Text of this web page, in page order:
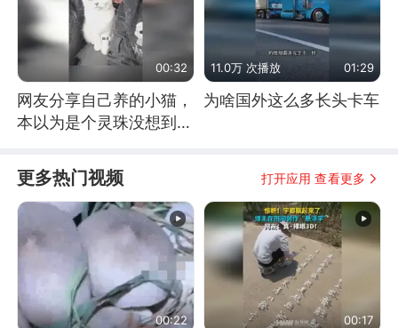
00:32
网友分享自己养的小猫，
本以为是个灵珠没想到是
11.0万 次播放 01:29
为啥国外这么多长头卡车
更多热门视频 打开应用 查看更多
00:22 00:17